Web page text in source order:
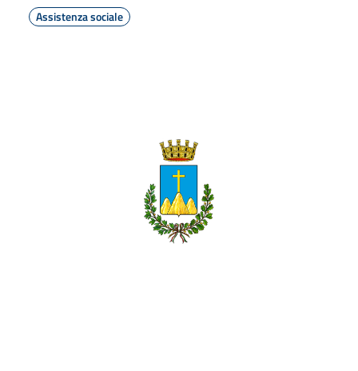
Assistenza sociale